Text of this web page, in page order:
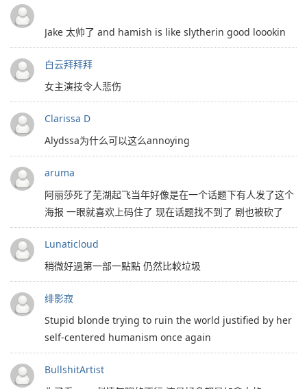
Jake 太帅了 and hamish is like slytherin good loookin
白云拜拜拜
女主演技令人悲伤
Clarissa D
Alydssa为什么可以这么annoying
aruma
阿丽莎死了芜湖起飞当年好像是在一个话题下有人发了这个
海报 一眼就喜欢上码住了 现在话题找不到了 剧也被砍了
Lunaticloud
稍微好過第一部一點點 仍然比較垃圾
绯影寂
Stupid blonde trying to ruin the world justified by her
self-centered humanism once again
BullshitArtist